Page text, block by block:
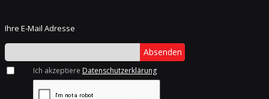
Ihre E-Mail Adresse
Absenden
Ich akzeptiere Datenschutzerklärung